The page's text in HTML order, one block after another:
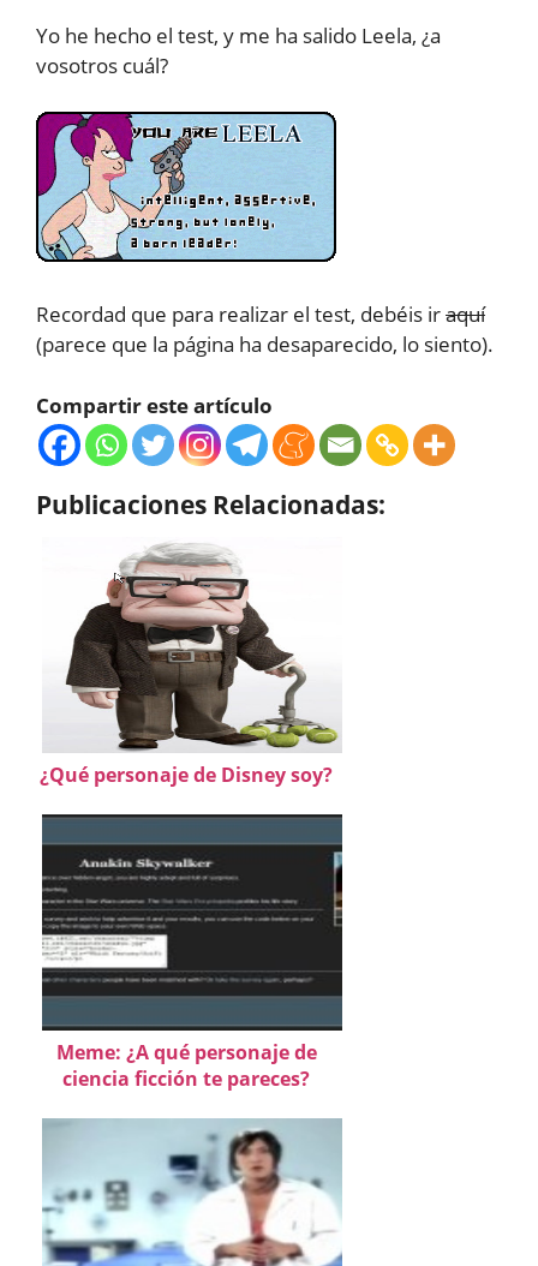
Yo he hecho el test, y me ha salido Leela, ¿a
vosotros cuál?
Recordad que para realizar el test, debéis iraquí
(parece que la página ha desaparecido, lo siento).
Compartir este artículo
Publicaciones Relacionadas:
¿Qué personaje de Disney soy?
Meme: ¿A qué personaje de
ciencia ficción te pareces?